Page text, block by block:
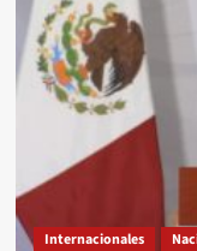
Internacionales